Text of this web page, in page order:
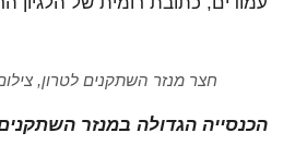
חצר מנזר השתקנים לטרון,
הכנסייה הגדולה במנזר